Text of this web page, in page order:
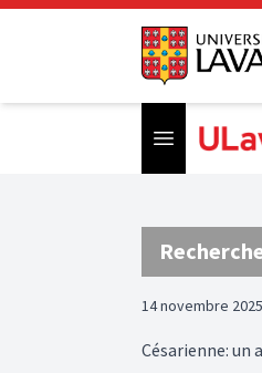
Open menu
14 novembre 2025
Césarienne: un